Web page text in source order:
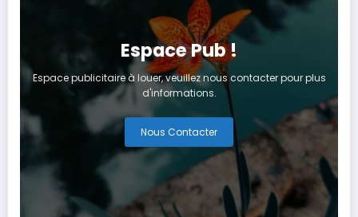
Espace Pub !
Espace publicitaire à louer, veuillez nous contacter pour plus
d'informations.
Nous Contacter